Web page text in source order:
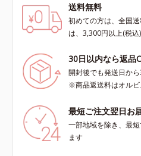
送料無料
初めての方は、全国
は、3,300円以上(税
30日以内なら返品
開封後でも発送日か
※商品返送料はオル
最短ご注文翌日お
一部地域を除き、最
ます